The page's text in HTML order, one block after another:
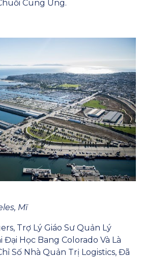
Cung Ứng.
Mĩ
Trợ Lý Giáo Sư Quản Lý
Học Bang Colorado Và Là
Số Nhà Quản Trị Logistics, Đã